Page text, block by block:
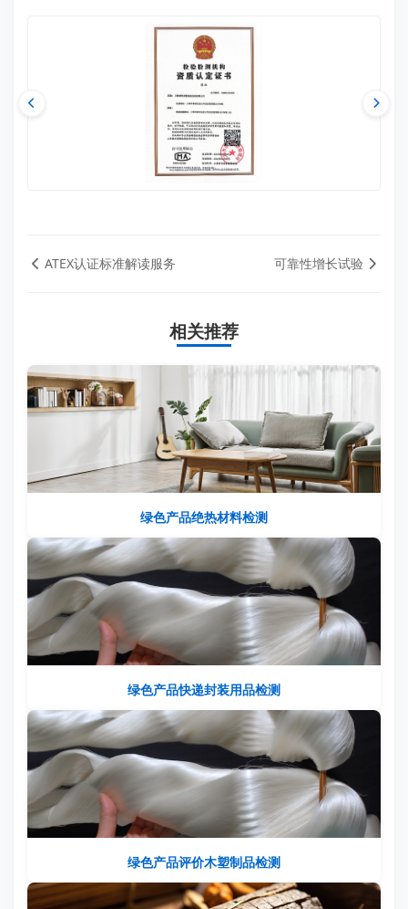
ATEX认证标准解读服务 可靠性增长试验
相关推荐
绿色产品绝热材料检测
绿色产品快递封装用品检测
绿色产品评价木塑制品检测